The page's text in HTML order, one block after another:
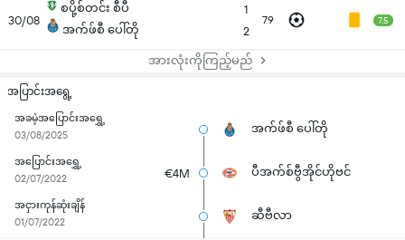
30/08
စပို့စ်တင်း စီပီ
အက်ဖ်စီ ပေါ်တို
1
2
79 7.5
အားလုံးကိုကြည့်မည်
အပြာင်းအရွေ့
အခမဲ့အပြောင်းအရွှေ့
03/08/2025
အက်ဖ်စီ ပေါ်တို
အပြောင်းအရွှေ့
02/07/2022
€4M ပီအက်စ်ဗွီအိုင်ဟိုဗင်
အငှားကုန်ဆုံးချိန်
01/07/2022
ဆီဗီလာ